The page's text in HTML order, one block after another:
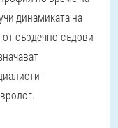
динамиката на
сърдечно-съдови
-